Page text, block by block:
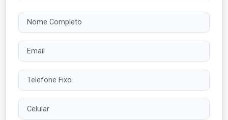
Nome Completo
Email
Telefone Fixo
Celular